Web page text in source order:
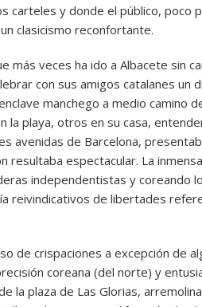
carteles y donde el público, poco
clasicismo reconfortante.
más veces ha ido a Albacete sin
con sus amigos catalanes un
manchego a medio camino
la playa, otros en su casa,
avenidas de Barcelona,
resultaba espectacular. La
independentistas y coreando
reivindicativos de libertades
de crispaciones a excepción de
coreana (del norte) y
la plaza de Las Glorias,